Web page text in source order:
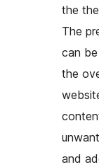
the
The
can
the
and